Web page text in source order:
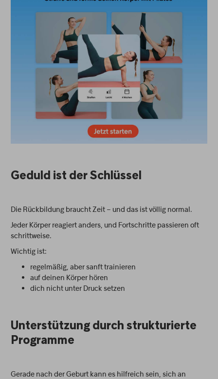
Geduld ist der Schlüssel
Die Rückbildung braucht Zeit – und das ist völlig normal.
Jeder Körper reagiert anders, und Fortschritte passieren oft
schrittweise.
Wichtig ist:
regelmäßig, aber sanft trainieren
auf deinen Körper hören
dich nicht unter Druck setzen
Unterstützung durch strukturierte
Programme
Gerade nach der Geburt kann es hilfreich sein, sich an